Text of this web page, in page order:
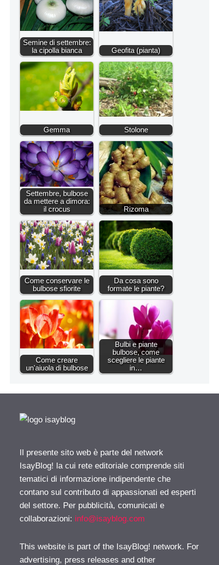
Semine di settembre:
la cipolla bianca
Geofita (pianta)
Gemma Stolone
Settembre, bulbose
da mettere a dimora:
il crocus
Rizoma
Come conservare le
bulbose sfiorite
Da cosa sono
formate le piante?
Come creare
un'aiuola di bulbose
Bulbi e piante
bulbose, come
scegliere le piante
in…
Il presente sito web è parte del network
IsayBlog! la cui rete editoriale comprende siti
tematici di informazione indipendente che
contano sul contributo di appassionati ed esperti
del settore. Per pubblicità, comunicati e
collaborazioni: info@isayblog.com
This website is part of the IsayBlog! network. For
advertising, press releases and other